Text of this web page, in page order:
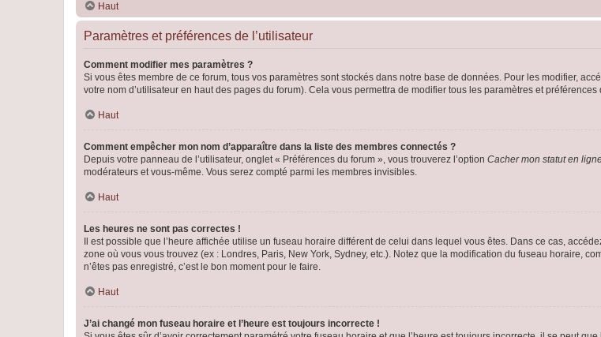
Haut
Paramètres et préférences de l’utilisateur
Comment modifier mes paramètres ?
Si vous êtes membre de ce forum, tous vos paramètres sont stockés dans notre base de données. Pour les modifier,
votre nom d’utilisateur en haut des pages du forum). Cela vous permettra de modifier tous les paramètres et préférences
Haut
Comment empêcher mon nom d’apparaître dans la liste des membres connectés ?
Depuis votre panneau de l’utilisateur, onglet « Préférences du forum », vous trouverez l’option Cacher mon statut en
modérateurs et vous-même. Vous serez compté parmi les membres invisibles.
Haut
Les heures ne sont pas correctes !
Il est possible que l’heure affichée utilise un fuseau horaire différent de celui dans lequel vous êtes. Dans ce cas,
zone où vous vous trouvez (ex : Londres, Paris, New York, Sydney, etc.). Notez que la modification du fuseau horaire,
n’êtes pas enregistré, c’est le bon moment pour le faire.
Haut
J’ai changé mon fuseau horaire et l’heure est toujours incorrecte !